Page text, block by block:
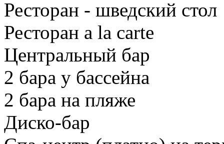
Ресторан - шведский стол
Ресторан a la carte
Центральный бар
2 бара у бассейна
2 бара на пляже
Диско-бар